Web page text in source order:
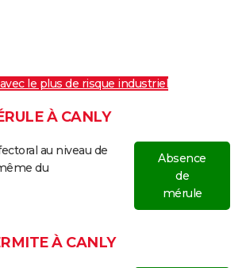
le plus de risque industriel
À CANLY
au niveau de
du
Absence
de
mérule
À CANLY